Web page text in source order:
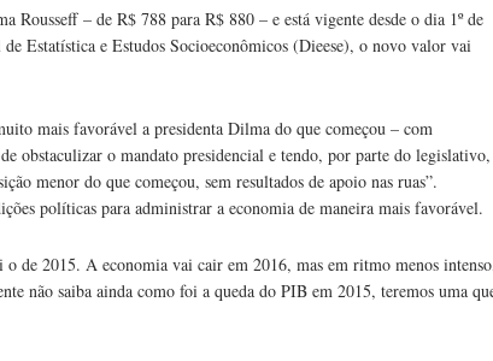
– de R$ 788 para R$ 880 – e está vigente desde o dia 1º de
Estatística e Estudos Socioeconômicos (Dieese), o novo valor vai
mais favorável a presidenta Dilma do que começou – com
obstaculizar o mandato presidencial e tendo, por parte do legislativo,
menor do que começou, sem resultados de apoio nas ruas”.
políticas para administrar a economia de maneira mais favorável.
de 2015. A economia vai cair em 2016, mas em ritmo menos
não saiba ainda como foi a queda do PIB em 2015, teremos uma